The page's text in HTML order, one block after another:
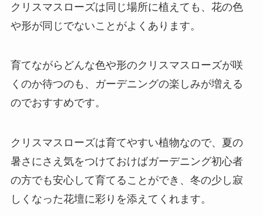
クリスマスローズは同じ場所に植えても、花の色
や形が同じでないことがよくあります。
育てながらどんな色や形のクリスマスローズが咲
くのか待つのも、ガーデニングの楽しみが増える
のでおすすめです。
クリスマスローズは育てやすい植物なので、夏の
暑さにさえ気をつけておけばガーデニング初心者
の方でも安心して育てることができ、冬の少し寂
しくなった花壇に彩りを添えてくれます。